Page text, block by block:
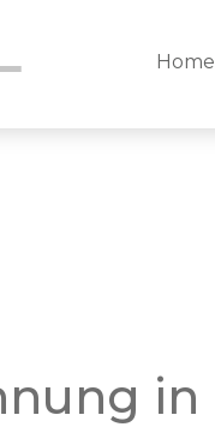
Home
in